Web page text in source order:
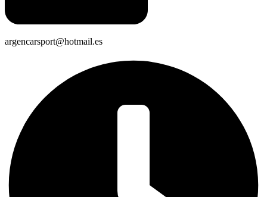
argencarsport@hotmail.es